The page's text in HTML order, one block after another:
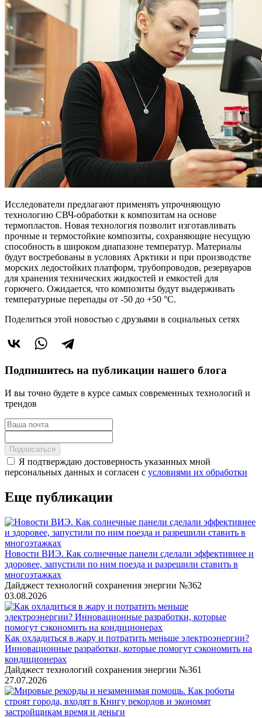
Исследователи предлагают применять упрочняющую
технологию СВЧ-обработки к композитам на основе
термопластов. Новая технология позволит изготавливать
прочные и термостойкие композиты, сохраняющие несущую
способность в широком диапазоне температур. Материалы
будут востребованы в условиях Арктики и при производстве
морских ледостойких платформ, трубопроводов, резервуаров
для хранения технических жидкостей и емкостей для
горючего. Ожидается, что композиты будут выдерживать
температурные перепады от -50 до +50 °C.
Поделиться этой новостью с друзьями в социальных сетях
Подпишитесь на публикации нашего блога
И вы точно будете в курсе самых современных технологий и
трендов
Подписаться
Я подтверждаю достоверность указанных мной
персональных данных и согласен с условиями их обработки
Еще публикации
Новости ВИЭ. Как солнечные панели сделали эффективнее и
здоровее, запустили по ним поезда и разрешили ставить в
многоэтажках
Дайджест технологий сохранения энергии №362
03.08.2026
Как охладиться в жару и потратить меньше электроэнергии?
Инновационные разработки, которые помогут сэкономить на
кондиционерах
Дайджест технологий сохранения энергии №361
27.07.2026